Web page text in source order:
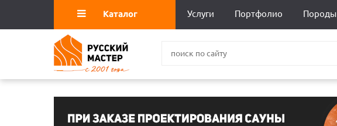
Каталог Услуги Портфолио Породы